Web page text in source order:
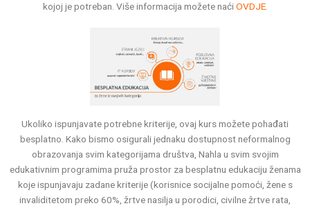
kojoj je potreban. Više informacija možete naćiOVDJE.
Ukoliko ispunjavate potrebne kriterije, ovaj kurs možete pohađati
besplatno. Kako bismo osigurali jednaku dostupnost neformalnog
obrazovanja svim kategorijama društva, Nahla u svim svojim
edukativnim programima pruža prostor za besplatnu edukaciju ženama
koje ispunjavaju zadane kriterije (korisnice socijalne pomoći, žene s
invaliditetom preko 60%, žrtve nasilja u porodici, civilne žrtve rata,